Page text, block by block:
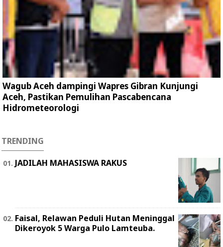
Wagub Aceh dampingi Wapres Gibran Kunjungi
Aceh, Pastikan Pemulihan Pascabencana
Hidrometeorologi
TRENDING
JADILAH MAHASISWA RAKUS
Faisal, Relawan Peduli Hutan Meninggal
Dikeroyok 5 Warga Pulo Lamteuba.